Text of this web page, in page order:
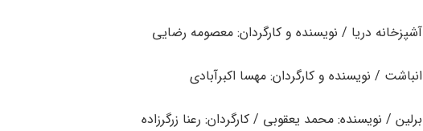
آشپزخانه دریا / نویسنده و کارگردان: معصومه رضایی
انباشت / نویسنده و کارگردان: مهسا اکبرآبادی
برلین / نویسنده: محمد یعقوبی / کارگردان: رعنا زرگرزاده